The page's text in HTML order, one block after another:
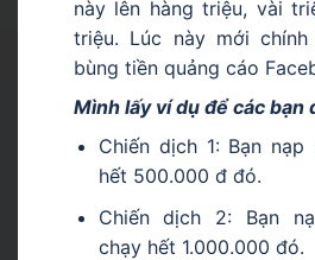
này lên hàng triệu, vài
triệu. Lúc này mới
bùng tiền quảng cáo
Mình lấy ví dụ để các bạn
Chiến dịch 1: Bạn
hết 500.000 đ đó.
Chiến dịch 2: Bạn
chạy hết 1.000.000 đó.